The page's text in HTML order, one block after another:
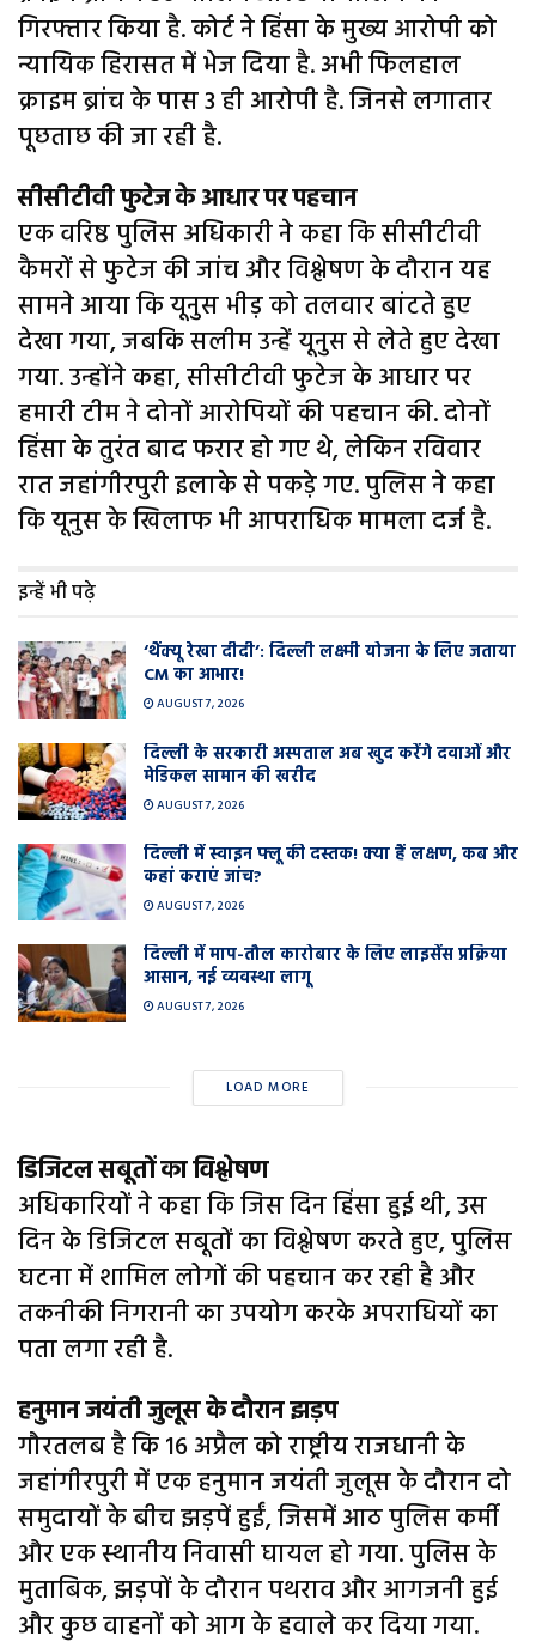
गिरफ्तार किया है. कोर्ट ने हिंसा के मुख्य आरोपी को
न्यायिक हिरासत में भेज दिया है. अभी फिलहाल
क्राइम ब्रांच के पास 3 ही आरोपी है. जिनसे लगातार
पूछताछ की जा रही है.
सीसीटीवी फुटेज के आधार पर पहचान
एक वरिष्ठ पुलिस अधिकारी ने कहा कि सीसीटीवी
कैमरों से फुटेज की जांच और विश्लेषण के दौरान यह
सामने आया कि यूनुस भीड़ को तलवार बांटते हुए
देखा गया, जबकि सलीम उन्हें यूनुस से लेते हुए देखा
गया. उन्होंने कहा, सीसीटीवी फुटेज के आधार पर
हमारी टीम ने दोनों आरोपियों की पहचान की. दोनों
हिंसा के तुरंत बाद फरार हो गए थे, लेकिन रविवार
रात जहांगीरपुरी इलाके से पकड़े गए. पुलिस ने कहा
कि यूनुस के खिलाफ भी आपराधिक मामला दर्ज है.
इन्हें भी पढ़े
‘थैंक्यू रेखा दीदी’: दिल्ली लक्ष्मी योजना के लिए जताया
CM का आभार!
AUGUST 7, 2026
दिल्ली के सरकारी अस्पताल अब खुद करेंगे दवाओं और
मेडिकल सामान की खरीद
AUGUST 7, 2026
दिल्ली में स्वाइन फ्लू की दस्तक! क्या हैं लक्षण, कब और
कहां कराएं जांच?
AUGUST 7, 2026
दिल्ली में माप-तौल कारोबार के लिए लाइसेंस प्रक्रिया
आसान, नई व्यवस्था लागू
AUGUST 7, 2026
LOAD MORE
डिजिटल सबूतों का विश्लेषण
अधिकारियों ने कहा कि जिस दिन हिंसा हुई थी, उस
दिन के डिजिटल सबूतों का विश्लेषण करते हुए, पुलिस
घटना में शामिल लोगों की पहचान कर रही है और
तकनीकी निगरानी का उपयोग करके अपराधियों का
पता लगा रही है.
हनुमान जयंती जुलूस के दौरान झड़प
गौरतलब है कि 16 अप्रैल को राष्ट्रीय राजधानी के
जहांगीरपुरी में एक हनुमान जयंती जुलूस के दौरान दो
समुदायों के बीच झड़पें हुईं, जिसमें आठ पुलिस कर्मी
और एक स्थानीय निवासी घायल हो गया. पुलिस के
मुताबिक, झड़पों के दौरान पथराव और आगजनी हुई
और कुछ वाहनों को आग के हवाले कर दिया गया.